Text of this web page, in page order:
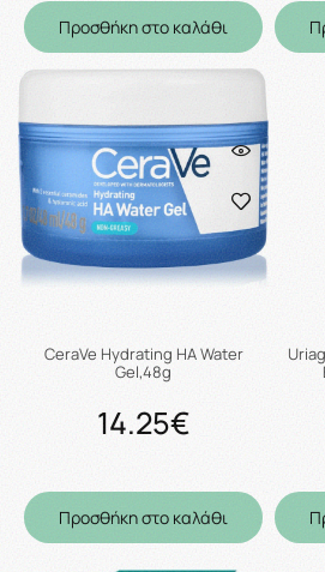
Προσθήκη στο καλάθι
CeraVe Hydrating HA Water
Gel,48g
14.25€
Προσθήκη στο καλάθι